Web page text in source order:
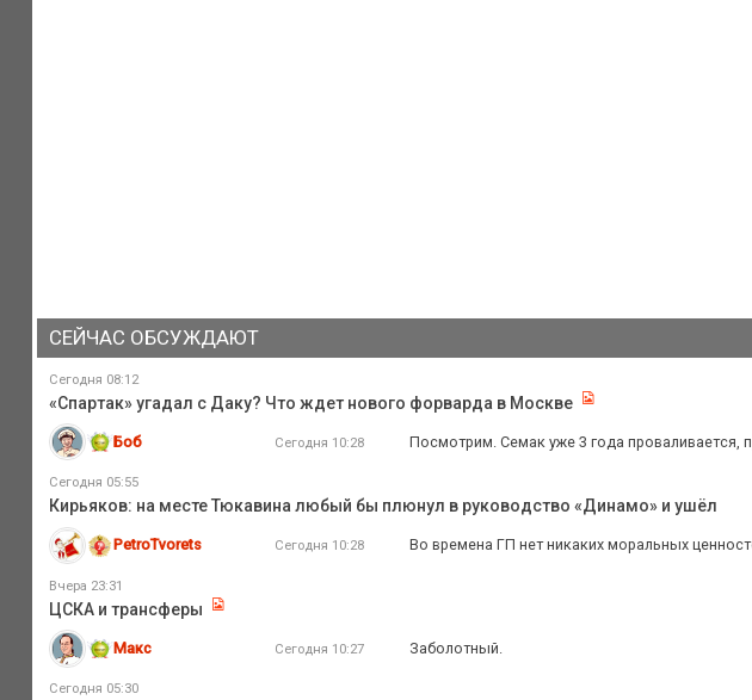
СЕЙЧАС ОБСУЖДАЮТ
Сегодня 08:12
«Спартак» угадал с Даку? Что ждет нового форварда в Москве
Боб Сегодня 10:28 Посмотрим. Семак уже 3 года проваливается,
Сегодня 05:55
Кирьяков: на месте Тюкавина любый бы плюнул в руководство «Динамо» и ушёл
PetroTvorets Сегодня 10:28 Во времена ГП нет никаких моральных
Вчера 23:31
ЦСКА и трансферы
Макс Сегодня 10:27 Заболотный.
Сегодня 05:30